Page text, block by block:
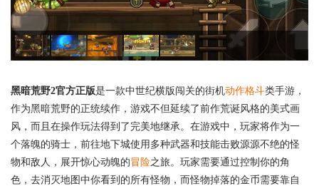
黑暗荒野2官方正版是一款中世纪横版闯关的街机动作格斗类手游，
作为黑暗荒野的正统续作，游戏不但延续了前作荒诞风格的美式画
风，而且在操作玩法得到了完美地继承。在游戏中，玩家将作为一
个落魄的骑士，前往地下城使用多种武器和技能击败源源不绝的怪
物和敌人，展开惊心动魄的冒险之旅。玩家需要通过控制你的角
色，去消灭地图中你看到的所有怪物，而怪物掉落的金币需要靠自